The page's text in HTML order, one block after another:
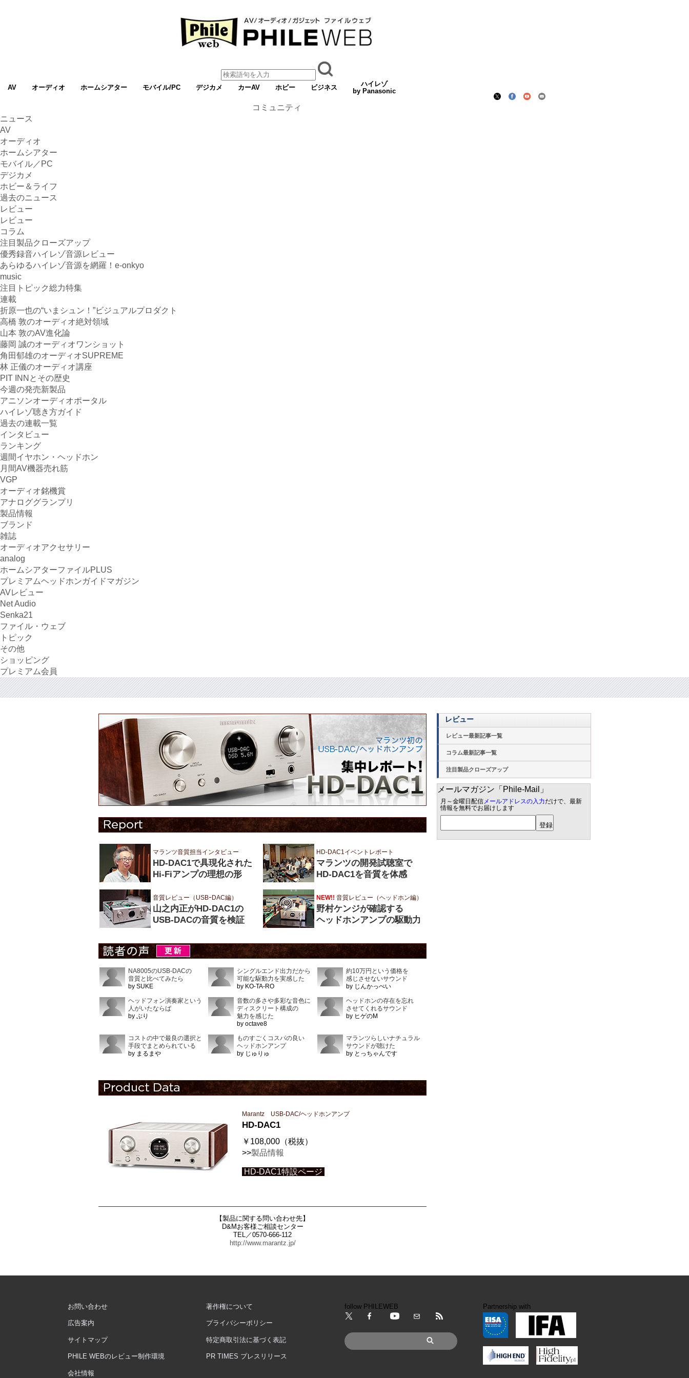
AV オーディオ ホームシアター モバイル/PC デジカメ カーAV ホビー ビジネス
ハイレゾ
by Panasonic
コミュニティ
ニュース
AV
オーディオ
ホームシアター
モバイル／PC
デジカメ
ホビー＆ライフ
過去のニュース
レビュー
レビュー
コラム
注目製品クローズアップ
優秀録音ハイレゾ音源レビュー
あらゆるハイレゾ音源を網羅！e-onkyo
music
注目トピック総力特集
連載
折原一也の“いまシュン！”ビジュアルプロダクト
高橋 敦のオーディオ絶対領域
山本 敦のAV進化論
藤岡 誠のオーディオワンショット
角田郁雄のオーディオSUPREME
林 正儀のオーディオ講座
PIT INNとその歴史
今週の発売新製品
アニソンオーディオポータル
ハイレゾ聴き方ガイド
過去の連載一覧
インタビュー
ランキング
週間イヤホン・ヘッドホン
月間AV機器売れ筋
VGP
オーディオ銘機賞
アナロググランプリ
製品情報
ブランド
雑誌
オーディオアクセサリー
analog
ホームシアターファイルPLUS
プレミアムヘッドホンガイドマガジン
AVレビュー
Net Audio
Senka21
ファイル・ウェブ
トピック
その他
ショッピング
プレミアム会員
マランツ音質担当インタビュー
HD-DAC1で具現化された
Hi-Fiアンプの理想の形
HD-DAC1イベントレポート
マランツの開発試聴室で
HD-DAC1を音質を体感
音質レビュー（USBｰDAC編）
山之内正がHD-DAC1の
USB-DACの音質を検証
NEW!! 音質レビュー（ヘッドホン編）
野村ケンジが確認する
ヘッドホンアンプの駆動力
NA8005のUSB-DACの
音質と比べてみたら
by SUKE
シングルエンド出力だから
可能な駆動力を実感した
by KO-TA-RO
約10万円という価格を
感じさせないサウンド
by じんかっぺい
ヘッドフォン演奏家という
人がいたならば
by ぶり
音数の多さや多彩な音色に
ディスクリート構成の
魅力を感じた
by octave8
ヘッドホンの存在を忘れ
させてくれるサウンド
by ヒゲのM
コストの中で最良の選択と
手段でまとめられている
by まるまや
ものすごくコスパの良い
ヘッドホンアンプ
by じゅりゅ
マランツらしいナチュラル
サウンドが聴けた
by とっちゃんです
Marantz USB-DAC/ヘッドホンアンプ
HD-DAC1
￥108,000（税抜）
>>製品情報
HD-DAC1特設ページ
【製品に関する問い合わせ先】
D&Mお客様ご相談センター
TEL／0570-666-112
http://www.marantz.jp/
レビュー
レビュー最新記事一覧
コラム最新記事一覧
注目製品クローズアップ
メールマガジン「Phile-Mail」
月～金曜日配信メールアドレスの入力だけで、最新
情報を無料でお届けします
お問い合わせ
広告案内
サイトマップ
PHILE WEBのレビュー制作環境
会社情報
著作権について
プライバシーポリシー
特定商取引法に基づく表記
PR TIMES プレスリリース
follow PHILEWEB Partnership with